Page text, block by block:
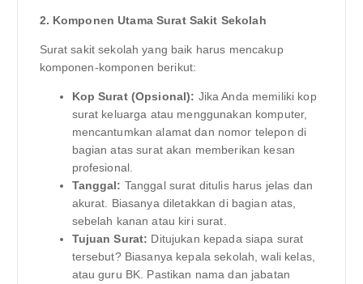
2. Komponen Utama Surat Sakit Sekolah
Surat sakit sekolah yang baik harus mencakup
komponen-komponen berikut:
Kop Surat (Opsional): Jika Anda memiliki kop
surat keluarga atau menggunakan komputer,
mencantumkan alamat dan nomor telepon di
bagian atas surat akan memberikan kesan
profesional.
Tanggal: Tanggal surat ditulis harus jelas dan
akurat. Biasanya diletakkan di bagian atas,
sebelah kanan atau kiri surat.
Tujuan Surat: Ditujukan kepada siapa surat
tersebut? Biasanya kepala sekolah, wali kelas,
atau guru BK. Pastikan nama dan jabatan